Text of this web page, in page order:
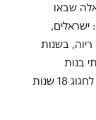
אלה שבאו
ישראלים,
בשנות
בנות
מתבגרות, איילת ושירה, נסעו יחד לחופשה כדי לחגוג 18 שנות